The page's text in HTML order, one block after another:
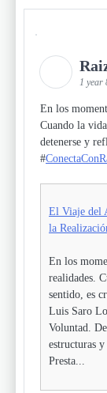
1 year
En los
Cuando la
detenerse y
#
El Viaje del
la
En los
realidades.
sentido, es
Luis Saro
Voluntad.
estructuras y
Presta...